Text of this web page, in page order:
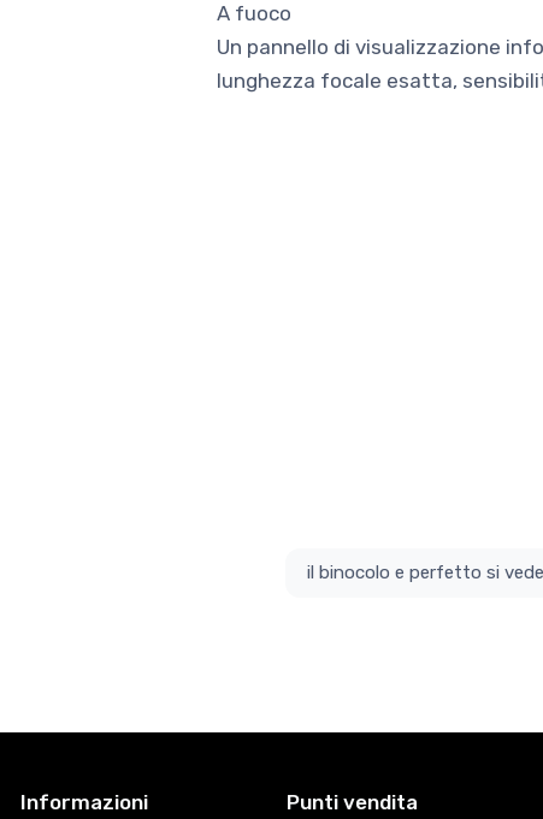
A fuoco
Un pannello di visualizzazione
lunghezza focale esatta,
il
Informazioni Punti vendita